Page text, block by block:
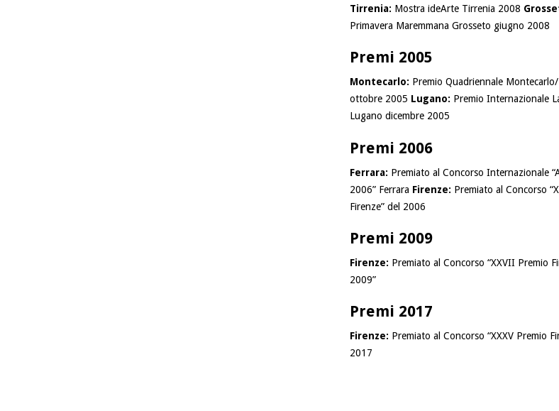
Tirrenia: Mostra ideArte Tirrenia 2008
Primavera Maremmana Grosseto giugno 2008
Premi 2005
Montecarlo: Premio Quadriennale
ottobre 2005 Lugano: Premio Internazionale
Lugano dicembre 2005
Premi 2006
Ferrara: Premiato al Concorso Internazionale
2006” Ferrara Firenze: Premiato al Concorso
Firenze” del 2006
Premi 2009
Firenze: Premiato al Concorso “XXVII Premio
2009”
Premi 2017
Firenze: Premiato al Concorso “XXXV Premio
2017